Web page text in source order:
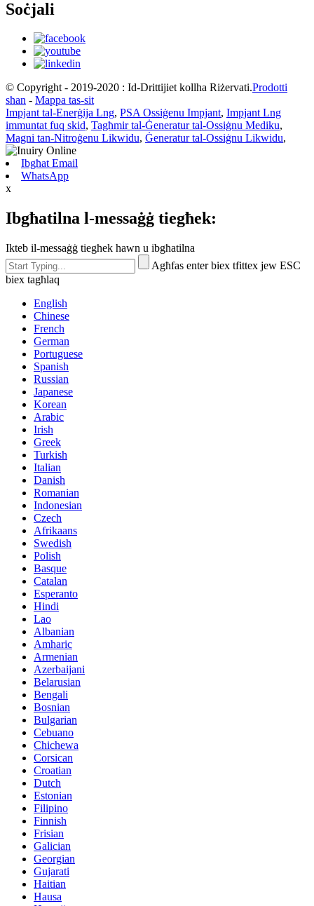
Soċjali
© Copyright - 2019-2020 : Id-Drittijiet kollha Riżervati.Prodotti
sħan - Mappa tas-sit
Impjant tal-Enerġija Lng, PSA Ossiġenu Impjant, Impjant Lng
immuntat fuq skid, Tagħmir tal-Ġeneratur tal-Ossiġnu Mediku,
Magni tan-Nitroġenu Likwidu, Ġeneratur tal-Ossiġnu Likwidu,
Ibgħat Email
WhatsApp
x
Ibgħatilna l-messaġġ tiegħek:
Ikteb il-messaġġ tiegħek hawn u ibgħatilna
Agħfas enter biex tfittex jew ESC
biex tagħlaq
English
Chinese
French
German
Portuguese
Spanish
Russian
Japanese
Korean
Arabic
Irish
Greek
Turkish
Italian
Danish
Romanian
Indonesian
Czech
Afrikaans
Swedish
Polish
Basque
Catalan
Esperanto
Hindi
Lao
Albanian
Amharic
Armenian
Azerbaijani
Belarusian
Bengali
Bosnian
Bulgarian
Cebuano
Chichewa
Corsican
Croatian
Dutch
Estonian
Filipino
Finnish
Frisian
Galician
Georgian
Gujarati
Haitian
Hausa